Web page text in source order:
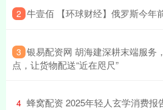
2 牛壹佰 【环球财经】俄罗斯今年
3 银易配资网 胡海建深耕末端服务
点，让货物配送“近在咫尺”
4 蜂窝配资 2025年轻人玄学消费报